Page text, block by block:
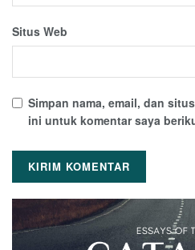
Situs Web
Simpan nama, email, dan
ini untuk komentar saya